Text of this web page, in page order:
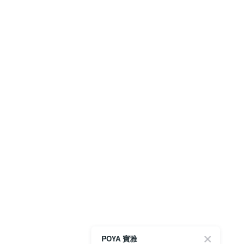
POYA 寶雅